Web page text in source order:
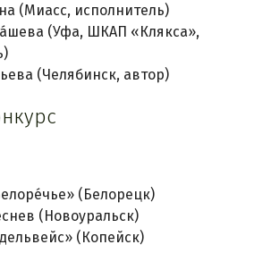
(Миасс, исполнитель)
(Уфа, ШКАП «Клякса»,
(Челябинск, автор)
(Белорецк)
(Новоуральск)
(Копейск)